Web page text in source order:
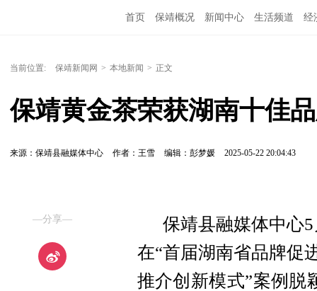
首页 保靖概况 新闻中心 生活频道 经
当前位置: 保靖新闻网 > 本地新闻 > 正文
保靖黄金茶荣获湖南十佳
来源：保靖县融媒体中心 作者：王雪 编辑：彭梦媛 2025-05-22 20:04:43
—分享—
保靖县融媒体中心
在“首届湖南省品牌促
推介创新模式”案例脱